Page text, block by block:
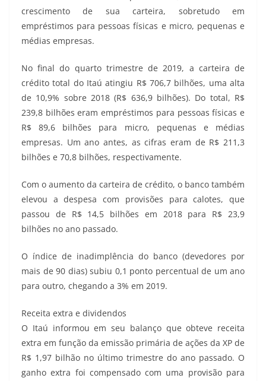
crescimento de sua carteira, sobretudo em
empréstimos para pessoas físicas e micro, pequenas e
médias empresas.
No final do quarto trimestre de 2019, a carteira de
crédito total do Itaú atingiu R$ 706,7 bilhões, uma alta
de 10,9% sobre 2018 (R$ 636,9 bilhões). Do total, R$
239,8 bilhões eram empréstimos para pessoas físicas e
R$ 89,6 bilhões para micro, pequenas e médias
empresas. Um ano antes, as cifras eram de R$ 211,3
bilhões e 70,8 bilhões, respectivamente.
Com o aumento da carteira de crédito, o banco também
elevou a despesa com provisões para calotes, que
passou de R$ 14,5 bilhões em 2018 para R$ 23,9
bilhões no ano passado.
O índice de inadimplência do banco (devedores por
mais de 90 dias) subiu 0,1 ponto percentual de um ano
para outro, chegando a 3% em 2019.
Receita extra e dividendos
O Itaú informou em seu balanço que obteve receita
extra em função da emissão primária de ações da XP de
R$ 1,97 bilhão no último trimestre do ano passado. O
ganho extra foi compensado com uma provisão para